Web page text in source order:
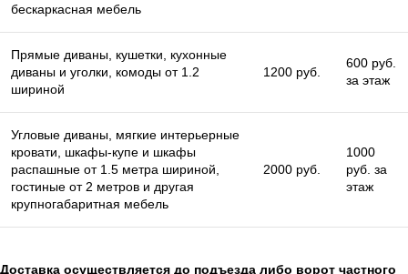
бескаркасная мебель
Прямые диваны, кушетки, кухонные
диваны и уголки, комоды от 1.2
шириной
1200 руб.
600 руб.
за этаж
Угловые диваны, мягкие интерьерные
кровати, шкафы-купе и шкафы
распашные от 1.5 метра шириной,
гостиные от 2 метров и другая
крупногабаритная мебель
2000 руб.
1000
руб. за
этаж
Доставка осуществляется до подъезда либо ворот частного